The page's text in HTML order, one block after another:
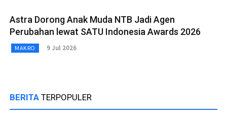
Astra Dorong Anak Muda NTB Jadi Agen
Perubahan lewat SATU Indonesia Awards 2026
MAKRO 9 Jul 2026
BERITA TERPOPULER